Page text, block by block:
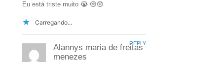
Eu está triste muito 😭 😢😞
Carregando...
Alannys maria de freitas
menezes
REPLY